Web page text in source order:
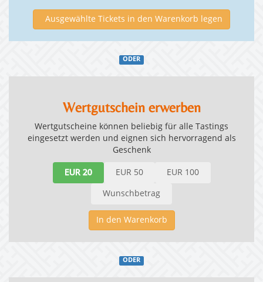
Ausgewählte Tickets in den Warenkorb legen
ODER
Wertgutschein erwerben
Wertgutscheine können beliebig für alle Tastings
eingesetzt werden und eignen sich hervorragend als
Geschenk
EUR 20 EUR 50 EUR 100
Wunschbetrag
In den Warenkorb
ODER